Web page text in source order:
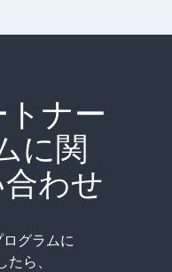
ナー
に関
わせ
グラムに
ら、